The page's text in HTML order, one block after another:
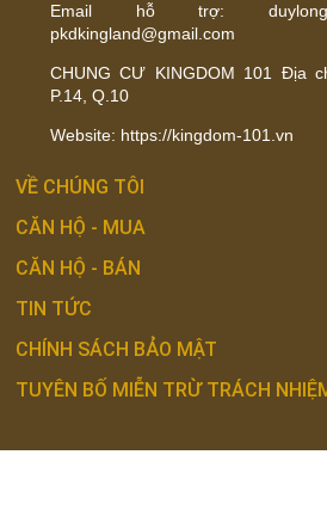
Email hỗ trợ:
pkdkingland@gmail.com
CHUNG CƯ KINGDOM 101 Địa
P.14, Q.10
Website: https://kingdom-101.vn
VỀ CHÚNG TÔI
CĂN HỘ - MUA
CĂN HỘ - BÁN
TIN TỨC
CHÍNH SÁCH BẢO MẬT
TUYÊN BỐ MIỄN TRỪ TRÁCH